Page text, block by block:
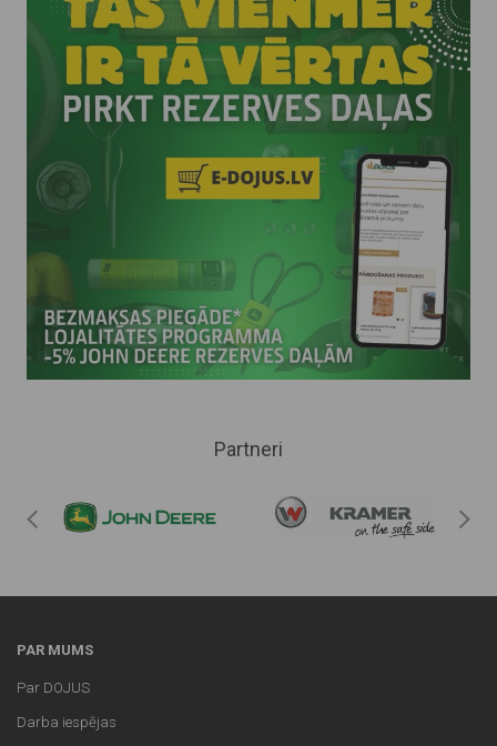
Partneri
PAR MUMS
Par DOJUS
Darba iespējas